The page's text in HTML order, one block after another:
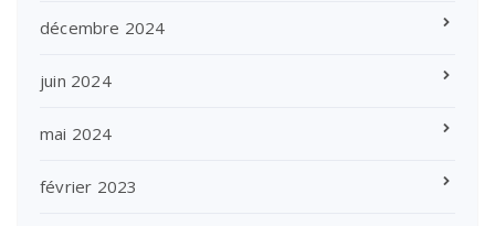
décembre 2024
juin 2024
mai 2024
février 2023